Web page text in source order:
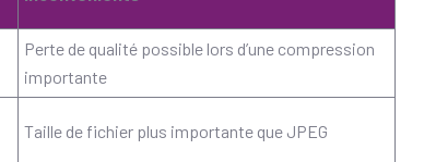
Perte de qualité possible lors d’une compression
importante
Taille de fichier plus importante que JPEG